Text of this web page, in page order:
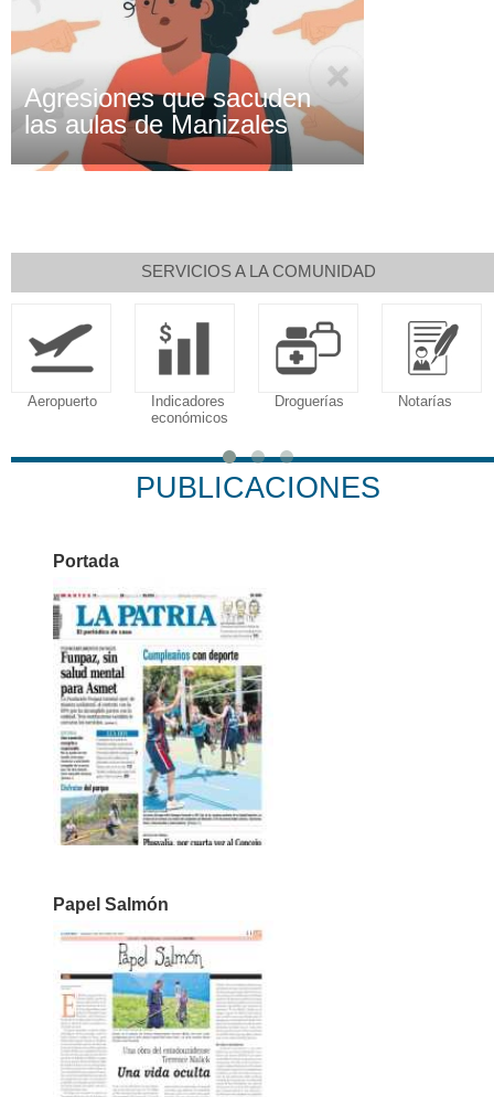
Agresiones que sacuden
las aulas de Manizales
SERVICIOS A LA COMUNIDAD
Aeropuerto
Indicadores
económicos
Droguerías Notarías
PUBLICACIONES
Portada
Papel Salmón